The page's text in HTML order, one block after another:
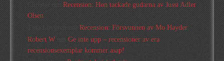
Recension: Hon tackade gudarna av Jussi Adler
Olsen
Recension: Försvunnen av Mo Hayder
Robert W
Ge inte upp – recensioner av era
recensionsexemplar kommer asap!